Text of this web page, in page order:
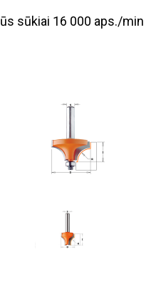
sūkiai 16 000 aps./min